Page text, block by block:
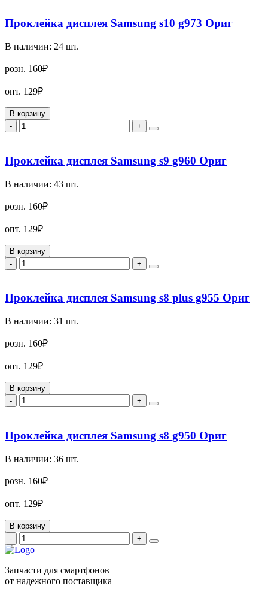
Проклейка дисплея Samsung s10 g973 Ориг
В наличии: 24 шт.
розн. 160₽
опт. 129₽
В корзину
-
+
Проклейка дисплея Samsung s9 g960 Ориг
В наличии: 43 шт.
розн. 160₽
опт. 129₽
В корзину
-
+
Проклейка дисплея Samsung s8 plus g955 Ориг
В наличии: 31 шт.
розн. 160₽
опт. 129₽
В корзину
-
+
Проклейка дисплея Samsung s8 g950 Ориг
В наличии: 36 шт.
розн. 160₽
опт. 129₽
В корзину
-
+
Запчасти для смартфонов
от надежного поставщика